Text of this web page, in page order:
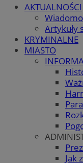
AKTUALNOŚCI
Artykuły
KRYMINALNE
MIASTO
Jak